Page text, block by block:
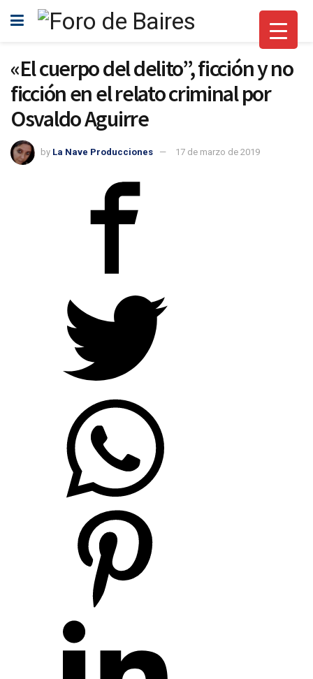
«El cuerpo del delito”, ficción y no
ficción en el relato criminal por
Osvaldo Aguirre
by La Nave Producciones 17 de marzo de 2019